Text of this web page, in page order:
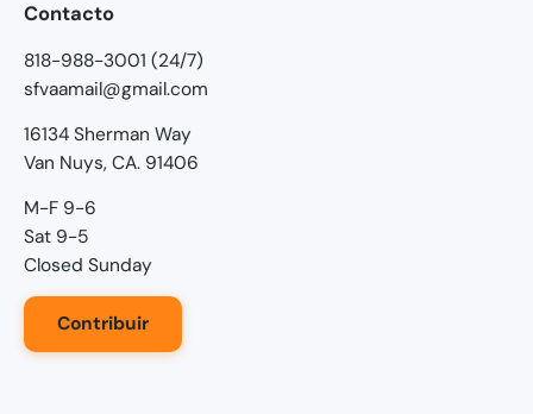
Contacto
818-988-3001 (24/7)
sfvaamail@gmail.com
16134 Sherman Way
Van Nuys, CA. 91406
M-F 9-6
Sat 9-5
Closed Sunday
Contribuir